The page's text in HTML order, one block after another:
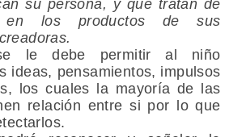
su persona, y que tratan de
en los productos de sus
le debe permitir al niño
ideas, pensamientos, impulsos
los cuales la mayoría de las
relación entre si por lo que